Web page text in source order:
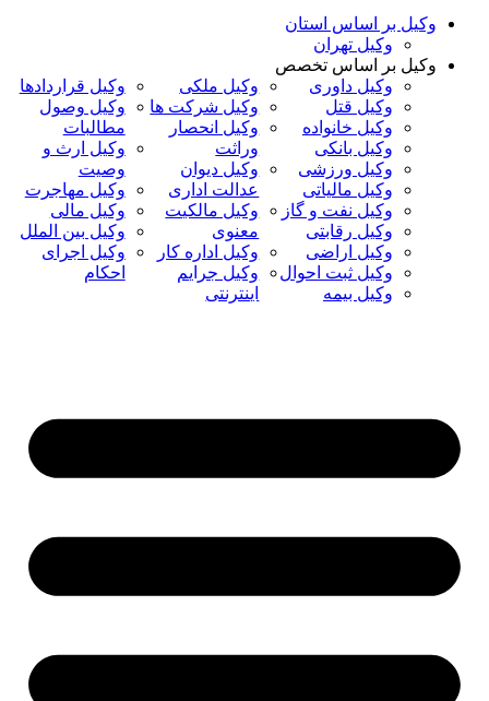
وکیل بر اساس استان
وکیل تهران
وکیل بر اساس تخصص
وکیل داوری
وکیل قتل
وکیل خانواده
وکیل بانکی
وکیل ورزشی
وکیل مالیاتی
وکیل نفت و گاز
وکیل رقابتی
وکیل اراضی
وکیل ثبت احوال
وکیل بیمه
وکیل ملکی
وکیل شرکت ها
وکیل انحصار
وراثت
وکیل دیوان
عدالت اداری
وکیل مالکیت
معنوی
وکیل اداره کار
وکیل جرایم
اینترنتی
وکیل قراردادها
وکیل وصول
مطالبات
وکیل ارث و
وصیت
وکیل مهاجرت
وکیل مالی
وکیل بین الملل
وکیل اجرای
احکام